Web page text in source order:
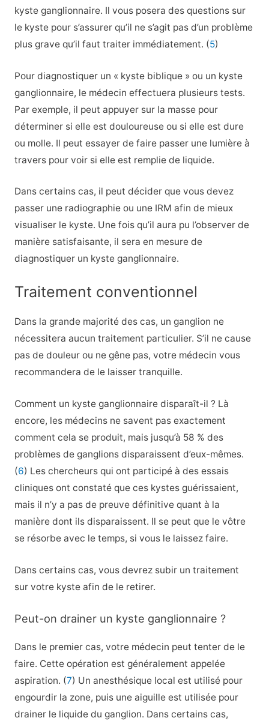
kyste ganglionnaire. Il vous posera des questions sur
le kyste pour s’assurer qu’il ne s’agit pas d’un problème
plus grave qu’il faut traiter immédiatement. (5)
Pour diagnostiquer un « kyste biblique » ou un kyste
ganglionnaire, le médecin effectuera plusieurs tests.
Par exemple, il peut appuyer sur la masse pour
déterminer si elle est douloureuse ou si elle est dure
ou molle. Il peut essayer de faire passer une lumière à
travers pour voir si elle est remplie de liquide.
Dans certains cas, il peut décider que vous devez
passer une radiographie ou une IRM afin de mieux
visualiser le kyste. Une fois qu’il aura pu l’observer de
manière satisfaisante, il sera en mesure de
diagnostiquer un kyste ganglionnaire.
Traitement conventionnel
Dans la grande majorité des cas, un ganglion ne
nécessitera aucun traitement particulier. S’il ne cause
pas de douleur ou ne gêne pas, votre médecin vous
recommandera de le laisser tranquille.
Comment un kyste ganglionnaire disparaît-il ? Là
encore, les médecins ne savent pas exactement
comment cela se produit, mais jusqu’à 58 % des
problèmes de ganglions disparaissent d’eux-mêmes.
(6) Les chercheurs qui ont participé à des essais
cliniques ont constaté que ces kystes guérissaient,
mais il n’y a pas de preuve définitive quant à la
manière dont ils disparaissent. Il se peut que le vôtre
se résorbe avec le temps, si vous le laissez faire.
Dans certains cas, vous devrez subir un traitement
sur votre kyste afin de le retirer.
Peut-on drainer un kyste ganglionnaire ?
Dans le premier cas, votre médecin peut tenter de le
faire. Cette opération est généralement appelée
aspiration. (7) Un anesthésique local est utilisé pour
engourdir la zone, puis une aiguille est utilisée pour
drainer le liquide du ganglion. Dans certains cas,